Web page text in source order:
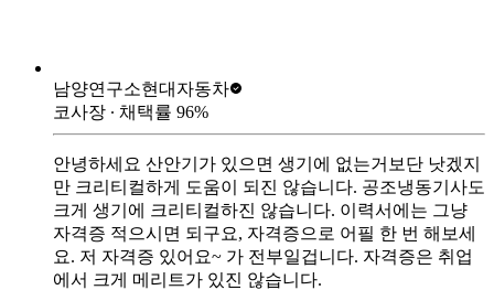
남양연구소현대자동차
코사장 ∙ 채택률 96%
안녕하세요 산안기가 있으면 생기에 없는거보단 낫겠지
만 크리티컬하게 도움이 되진 않습니다. 공조냉동기사도
크게 생기에 크리티컬하진 않습니다. 이력서에는 그냥
자격증 적으시면 되구요, 자격증으로 어필 한 번 해보세
요. 저 자격증 있어요~ 가 전부일겁니다. 자격증은 취업
에서 크게 메리트가 있진 않습니다.